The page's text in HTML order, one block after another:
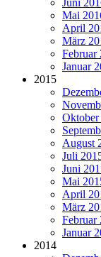
Juni
Mai
April
März
Februar
Januar
2015
Oktober
August
Juli
Juni
Mai
April
März
Februar
Januar
2014